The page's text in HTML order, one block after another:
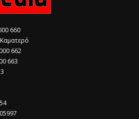
660
662
663